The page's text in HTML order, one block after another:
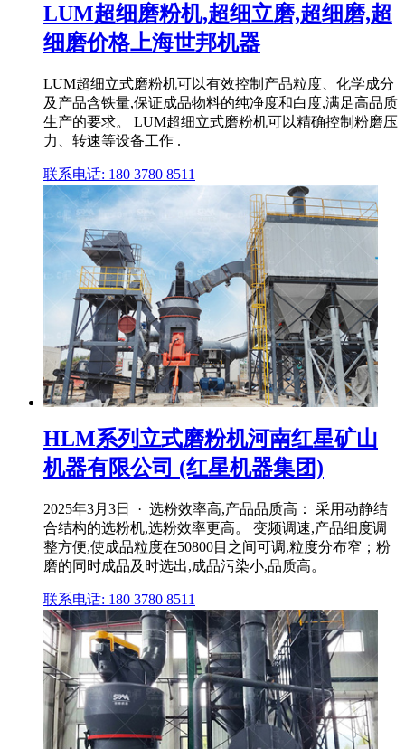
LUM超细磨粉机,超细立磨,超细磨,超
细磨价格上海世邦机器
LUM超细立式磨粉机可以有效控制产品粒度、化学成分
及产品含铁量,保证成品物料的纯净度和白度,满足高品质
生产的要求。 LUM超细立式磨粉机可以精确控制粉磨压
力、转速等设备工作 .
联系电话: 180 3780 8511
HLM系列立式磨粉机河南红星矿山
机器有限公司 (红星机器集团)
2025年3月3日 · 选粉效率高,产品品质高： 采用动静结
合结构的选粉机,选粉效率更高。 变频调速,产品细度调
整方便,使成品粒度在50800目之间可调,粒度分布窄；粉
磨的同时成品及时选出,成品污染小,品质高。
联系电话: 180 3780 8511